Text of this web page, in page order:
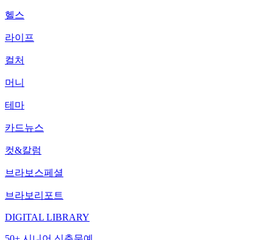
헬스
라이프
컬처
머니
테마
카드뉴스
컷&칼럼
브라보스페셜
브라보리포트
DIGITAL LIBRARY